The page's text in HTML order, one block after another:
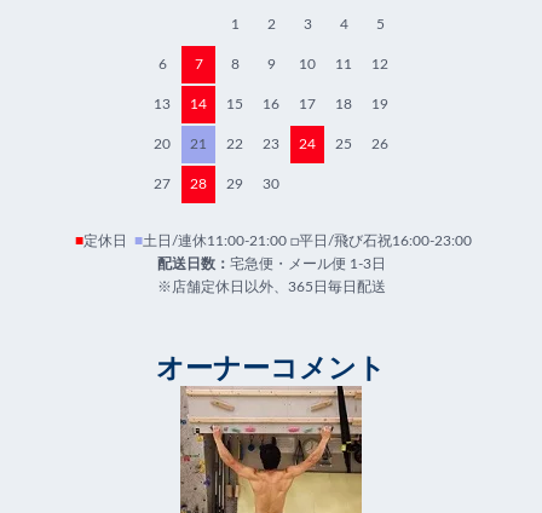
1 2 3 4 5
6 7 8 9 10 11 12
13 14 15 16 17 18 19
20 21 22 23 24 25 26
27 28 29 30
■定休日 ■土日/連休11:00-21:00 □平日/飛び石祝16:00-23:00
配送日数： 宅急便・メール便 1-3日
※店舗定休日以外、365日毎日配送
オーナーコメント